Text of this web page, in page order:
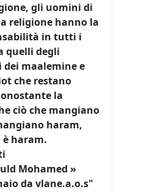
gli uomini di
religione hanno la
in tutti i
quelli degli
maalemine e
che restano
la
ciò che mangiano
haram,
haram.
Mohamed »
da vlane.a.o.s"